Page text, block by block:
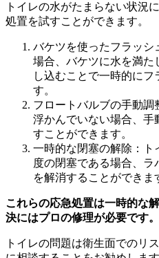
トイレの水がたまらない状況
処置を試すことができます。
バケツを使ったフラッシ
場合、バケツに水を満た
し込むことで一時的にフ
す。
フロートバルブの手動調
浮かんでいない場合、手
すことができます。
一時的な閉塞の解除：ト
度の閉塞である場合、ラ
を解消することができま
これらの応急処置は一時的な
決にはプロの修理が必要です。
トイレの問題は衛生面でのリ